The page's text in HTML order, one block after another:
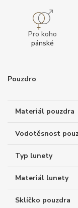
Pro koho
pánské
Pouzdro
Materiál pouzdra
Vodotěsnost
Typ lunety
Materiál lunety
Sklíčko pouzdra